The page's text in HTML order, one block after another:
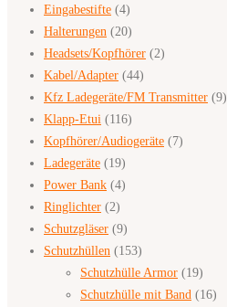
Eingabestifte (4)
Halterungen (20)
Headsets/Kopfhörer (2)
Kabel/Adapter (44)
Kfz Ladegeräte/FM Transmitter (9)
Klapp-Etui (116)
Kopfhörer/Audiogeräte (7)
Ladegeräte (19)
Power Bank (4)
Ringlichter (2)
Schutzgläser (9)
Schutzhüllen (153)
Schutzhülle Armor (19)
Schutzhülle mit Band (16)